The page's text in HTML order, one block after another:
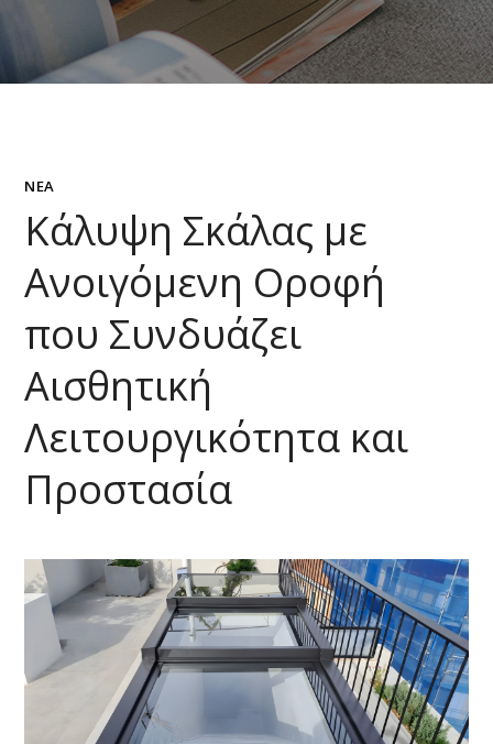
ΝΈΑ
Κάλυψη Σκάλας με
Ανοιγόμενη Οροφή
που Συνδυάζει
Αισθητική
Λειτουργικότητα και
Προστασία